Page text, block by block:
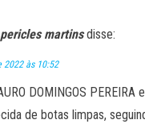
martins disse:
2022 às 10:52
DOMINGOS PEREIRA
de botas limpas,